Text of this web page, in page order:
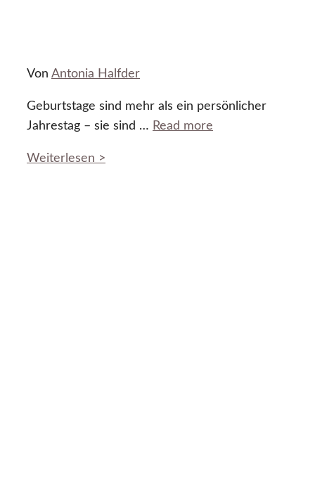
Von Antonia Halfder
Geburtstage sind mehr als ein persönlicher
Jahrestag – sie sind … Read more
Weiterlesen >